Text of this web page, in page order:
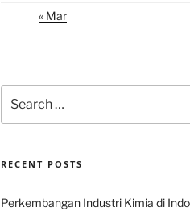
« Mar
for:
RECENT POSTS
Perkembangan Industri Kimia di